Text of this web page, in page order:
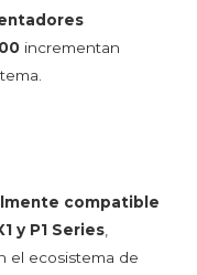
incrementan
compatible
y P1 Series,
el ecosistema de